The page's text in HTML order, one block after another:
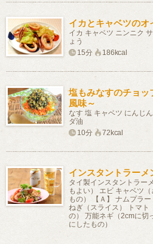
イカとキャベツのオ
イカ キャベツ ニンニク
ょう
15分
186kcal
塩もみなすのチョッ
風味～
なす 塩 キャベツ にんじ
ダ油
10分
72kcal
インスタントラーメ
タイ製インスタントラー
もよい） エビ キャベツ
もの） 【Ａ】 ナムプラ
ねぎ（スライス） トマト
の） 万能ネギ（2cmに切
にしたもの）